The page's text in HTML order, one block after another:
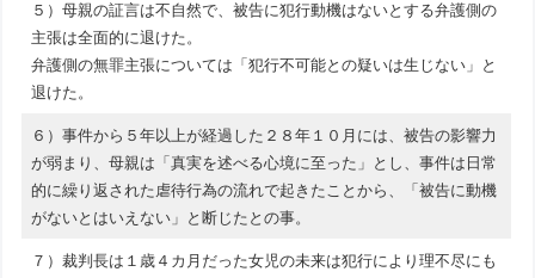
５）母親の証言は不自然で、被告に犯行動機はないとする弁護側の
主張は全面的に退けた。
弁護側の無罪主張については「犯行不可能との疑いは生じない」と
退けた。
６）事件から５年以上が経過した２８年１０月には、被告の影響力
が弱まり、母親は「真実を述べる心境に至った」とし、事件は日常
的に繰り返された虐待行為の流れで起きたことから、「被告に動機
がないとはいえない」と断じたとの事。
７）裁判長は１歳４カ月だった女児の未来は犯行により理不尽にも